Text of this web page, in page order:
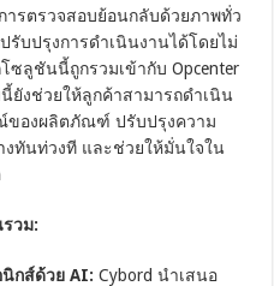
รตรวจสอบย้อนกลับด้วยภาพทั่ว
บปรุงการดำเนินงานได้โดยไม่
ซลูชันนี้ถูกรวมเข้ากับ Opcenter
ยังช่วยให้ลูกค้าสามารถดำเนิน
องผลิตภัณฑ์ ปรับปรุงความ
ทันท่วงที และช่วยให้มั่นใจใน
รวม:
กส์ด้วย AI: Cybord นำเสนอ